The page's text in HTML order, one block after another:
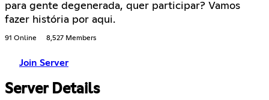
para gente degenerada, quer participar? Vamos
fazer história por aqui.
91 Online 8,527 Members
Join Server
Server Details